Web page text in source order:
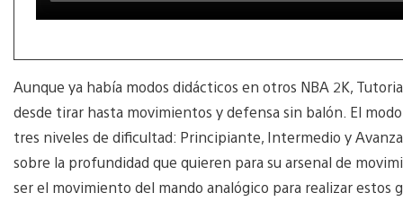
Aunque ya había modos didácticos en otros NBA 2K,
desde tirar hasta movimientos y defensa sin balón. El
tres niveles de dificultad: Principiante, Intermedio y
sobre la profundidad que quieren para su arsenal de
ser el movimiento del mando analógico para realizar estos